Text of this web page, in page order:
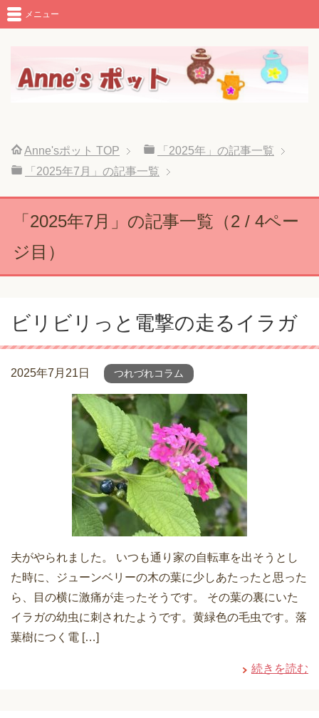
メニュー
Anne'sポット TOP
「2025年」の記事一覧
「2025年7月」の記事一覧
「2025年7月」の記事一覧（2 / 4ペー
ジ目）
ビリビリっと電撃の走るイラガ
2025年7月21日 つれづれコラム
夫がやられました。 いつも通り家の自転車を出そうとし
た時に、ジューンベリーの木の葉に少しあたったと思った
ら、目の横に激痛が走ったそうです。 その葉の裏にいた
イラガの幼虫に刺されたようです。黄緑色の毛虫です。落
葉樹につく電 […]
続きを読む